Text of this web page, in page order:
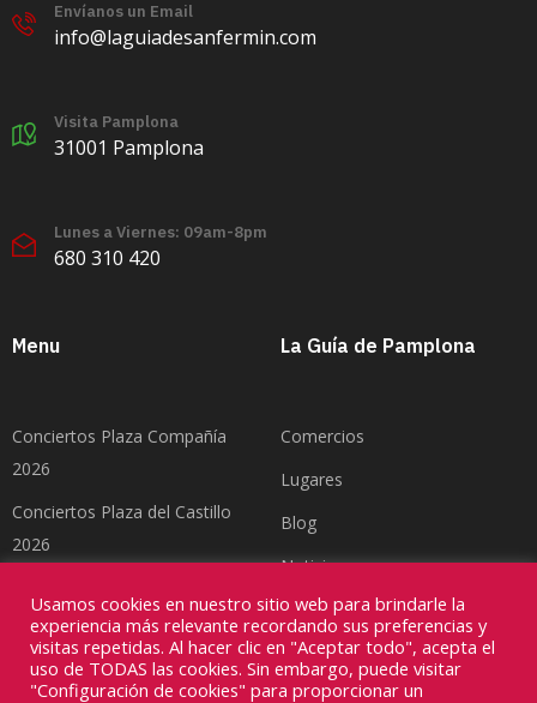
Envíanos un Email
info@laguiadesanfermin.com
Visita Pamplona
31001 Pamplona
Lunes a Viernes: 09am-8pm
680 310 420
Menu
Conciertos Plaza Compañía
2026
Conciertos Plaza del Castillo
2026
La Guía de Pamplona
Comercios
Lugares
Blog
Noticias
Contacto
Usamos cookies en nuestro sitio web para brindarle la
experiencia más relevante recordando sus preferencias y
visitas repetidas. Al hacer clic en "Aceptar todo", acepta el
uso de TODAS las cookies. Sin embargo, puede visitar
"Configuración de cookies" para proporcionar un